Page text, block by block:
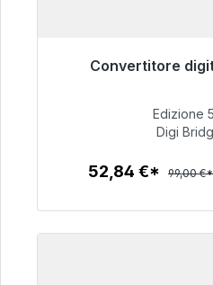
Convertitore
Pronto per la
Edizione
Digi
52,84 €* 99,00 €*